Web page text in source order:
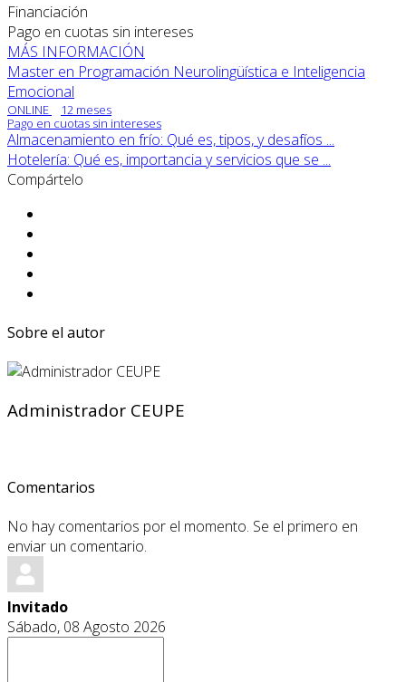
Financiación
Pago en cuotas sin intereses
MÁS INFORMACIÓN
Master en Programación Neurolingüística e Inteligencia
Emocional
ONLINE
12 meses
Pago en cuotas sin intereses
Almacenamiento en frío: Qué es, tipos, y desafíos ...
Hotelería: Qué es, importancia y servicios que se ...
Compártelo
Sobre el autor
Administrador CEUPE
Comentarios
No hay comentarios por el momento. Se el primero en
enviar un comentario.
Invitado
Sábado, 08 Agosto 2026